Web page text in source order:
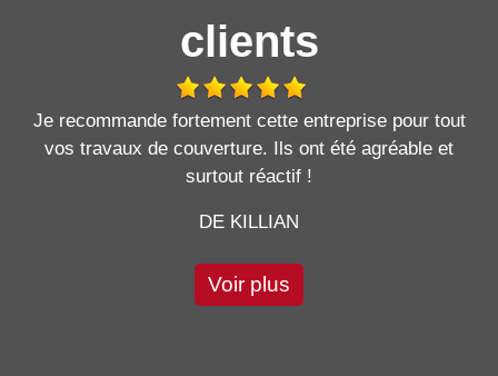
clients
Je recommande fortement cette entreprise pour tout
vos travaux de couverture. Ils ont été agréable et
surtout réactif !
DE KILLIAN
Voir plus